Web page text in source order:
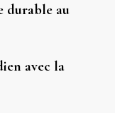
durable au
avec la